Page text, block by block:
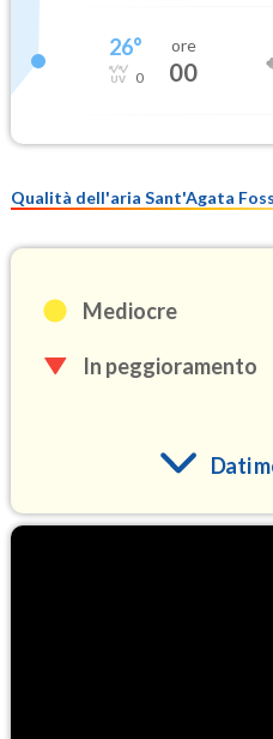
26°
0
ore
00
Qualità dell'aria Sant'Agata
Mediocre
In peggioramento
Dati